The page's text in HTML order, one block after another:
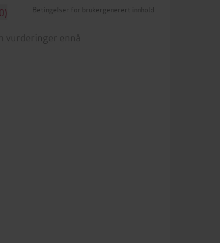
Betingelser for brukergenerert innhold
vurderinger ennå